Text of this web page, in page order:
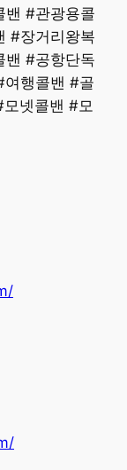
밴 #관광용콜
#장거리왕복
밴 #공항단독
행콜밴 #골
넷콜밴 #모